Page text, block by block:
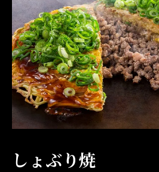
しょぶり焼